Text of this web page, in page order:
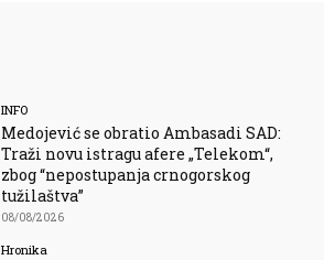
INFO
Medojević se obratio Ambasadi SAD:
Traži novu istragu afere „Telekom“,
zbog “nepostupanja crnogorskog
tužilaštva”
08/08/2026
Hronika